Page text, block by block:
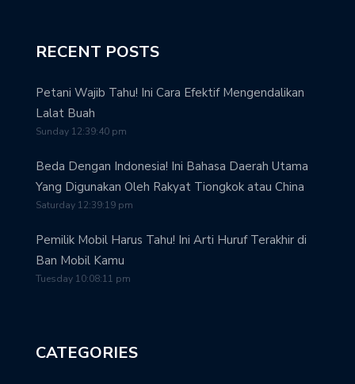
RECENT POSTS
Petani Wajib Tahu! Ini Cara Efektif Mengendalikan
Lalat Buah
Sunday 12:39:40 pm
Beda Dengan Indonesia! Ini Bahasa Daerah Utama
Yang Digunakan Oleh Rakyat Tiongkok atau China
Saturday 12:39:19 pm
Pemilik Mobil Harus Tahu! Ini Arti Huruf Terakhir di
Ban Mobil Kamu
Tuesday 10:08:11 pm
CATEGORIES